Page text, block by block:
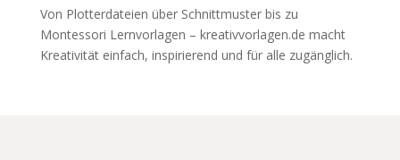
Von Plotterdateien über Schnittmuster bis zu
Montessori Lernvorlagen – kreativvorlagen.de macht
Kreativität einfach, inspirierend und für alle zugänglich.